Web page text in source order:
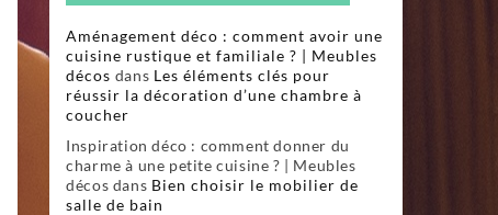
Aménagement déco : comment avoir une
cuisine rustique et familiale ? | Meubles
décos dans Les éléments clés pour
réussir la décoration d’une chambre à
coucher
Inspiration déco : comment donner du
charme à une petite cuisine ? | Meubles
décos dans Bien choisir le mobilier de
salle de bain